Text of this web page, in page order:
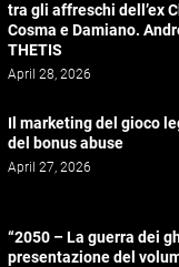
tra gli affreschi dell’ex
Cosma e Damiano.
THETIS
April 28, 2026
Il marketing del gioco
del bonus abuse
April 27, 2026
“2050 – La guerra dei
presentazione del